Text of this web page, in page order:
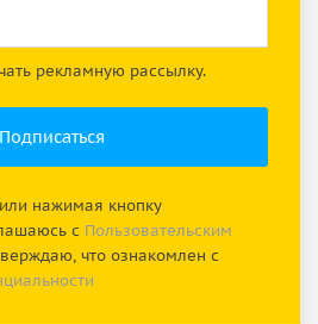
рекламную рассылку.
нажимая кнопку
с Пользовательским
что ознакомлен с